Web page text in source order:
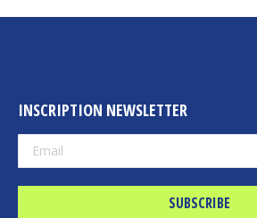
INSCRIPTION NEWSLETTER